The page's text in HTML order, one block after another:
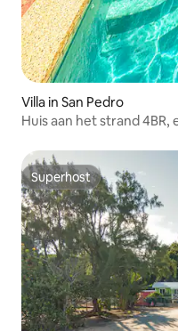
Villa in San Pedro
Huis aan het strand
Superhost
Superhost